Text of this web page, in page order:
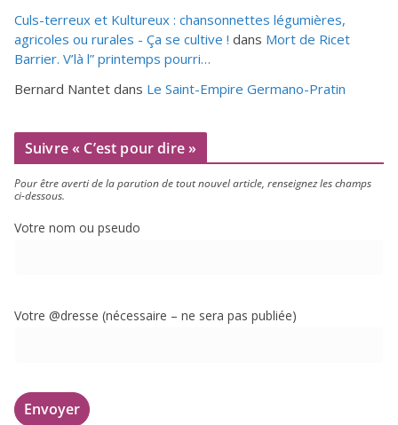
Culs-terreux et Kultureux : chansonnettes légumières,
agricoles ou rurales - Ça se cultive ! dans Mort de Ricet
Barrier. V’là l” printemps pourri…
Bernard Nantet dans Le Saint-Empire Germano-Pratin
Suivre « C’est pour dire »
Pour être aver­ti de la paru­tion de tout nou­vel article, ren­sei­gnez les champs
ci-dessous.
Votre nom ou pseudo
Votre @dresse (néces­saire – ne sera pas publiée)